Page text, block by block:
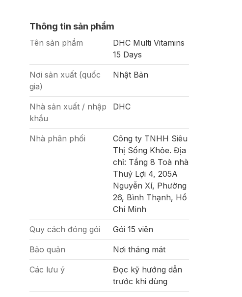
Thông tin sản phẩm
Tên sản phẩm
DHC Multi Vitamins
15 Days
Nơi sản xuất (quốc
gia)
Nhật Bản
Nhà sản xuất / nhập
khẩu
DHC
Nhà phân phối
Công ty TNHH Siêu
Thị Sống Khỏe. Địa
chỉ: Tầng 8 Toà nhà
Thuỷ Lợi 4, 205A
Nguyễn Xí, Phường
26, Bình Thạnh, Hồ
Chí Minh
Quy cách đóng gói Gói 15 viên
Bảo quản Nơi tháng mát
Các lưu ý
Đọc kỹ hướng dẫn
trước khi dùng